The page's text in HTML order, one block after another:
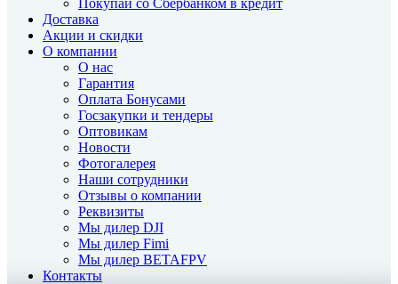
Покупай со Сбербанком в кредит
Доставка
Акции и скидки
О компании
О нас
Гарантия
Оплата Бонусами
Госзакупки и тендеры
Оптовикам
Новости
Фотогалерея
Наши сотрудники
Отзывы о компании
Реквизиты
Мы дилер DJI
Мы дилер Fimi
Мы дилер BETAFPV
Контакты